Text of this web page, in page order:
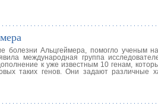
Альцгеймера, помогло ученым
международная группа
к уже известным 10 генам,
таких генов. Они задают различные